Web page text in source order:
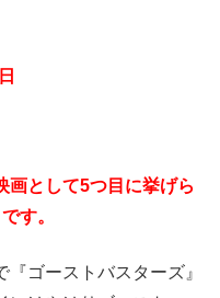
画として5つ目に挙げら
す。
ゴーストバスターズ』